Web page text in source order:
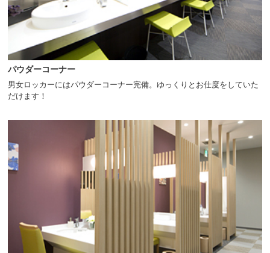
パウダーコーナー
男女ロッカーにはパウダーコーナー完備。ゆっくりとお仕度をしていた
だけます！